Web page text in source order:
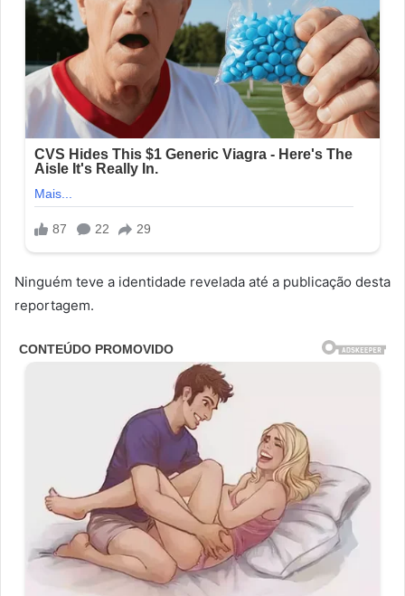
Ninguém teve a identidade revelada até a publicação desta
reportagem.